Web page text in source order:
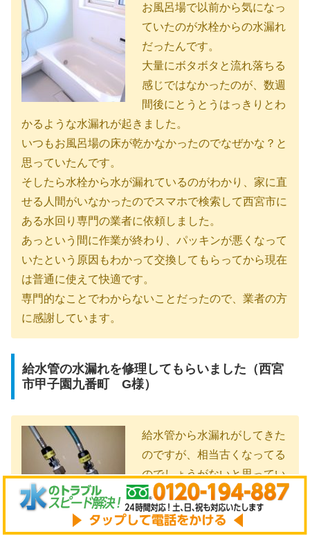
お風呂場で以前から気になっ
ていたのが水栓からの水漏れ
だったんです。
大量にボタボタと流れ落ちる
感じではなかったのが、数週
間後にとうとうはっきりとわ
かるような水漏れが起きました。
いつもお風呂場の床が乾かなかったのでなぜかな？と
思っていたんです。
そしたら水栓から水が漏れているのがわかり、家に直
せる人間がいなかったのでスマホで検索して西宮市に
ある水回り専門の業者に依頼しました。
あっという間に作業が終わり、パッキンが悪くなって
いたという原因もわかって交換してもらってから現在
は普通に使えて快適です。
専門的なことでわからないことだったので、業者の方
に感謝しています。
給水管の水漏れを修理してもらいました（西宮
市甲子園九番町 G様）
給水管から水漏れがしてきた
のですが、相当古くなってる
のでしょうがないと思ってい
ました。自分で直そうと思っ
てもやり方がわからなかった
ので、西宮市の水道屋さんに